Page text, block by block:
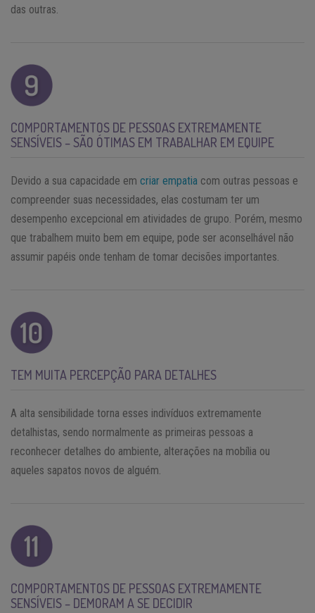
das outras.
COMPORTAMENTOS DE PESSOAS EXTREMAMENTE
SENSÍVEIS – SÃO ÓTIMAS EM TRABALHAR EM EQUIPE
Devido a sua capacidade em criar empatia com outras pessoas e
compreender suas necessidades, elas costumam ter um
desempenho excepcional em atividades de grupo. Porém, mesmo
que trabalhem muito bem em equipe, pode ser aconselhável não
assumir papéis onde tenham de tomar decisões importantes.
TEM MUITA PERCEPÇÃO PARA DETALHES
A alta sensibilidade torna esses indivíduos extremamente
detalhistas, sendo normalmente as primeiras pessoas a
reconhecer detalhes do ambiente, alterações na mobília ou
aqueles sapatos novos de alguém.
COMPORTAMENTOS DE PESSOAS EXTREMAMENTE
SENSÍVEIS – DEMORAM A SE DECIDIR